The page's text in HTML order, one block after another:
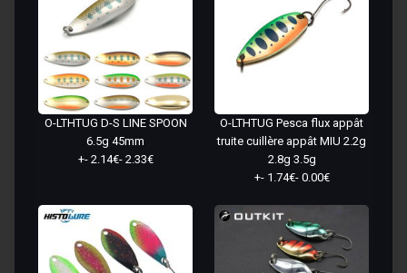
O-LTHTUG D-S LINE SPOON
6.5g 45mm
+- 2.14€- 2.33€
O-LTHTUG Pesca flux appât
truite cuillère appât MIU 2.2g
2.8g 3.5g
+- 1.74€- 0.00€